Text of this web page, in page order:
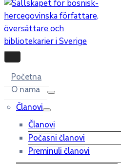
Početna
O nama
Članovi
Članovi
Počasni članovi
Preminuli članovi